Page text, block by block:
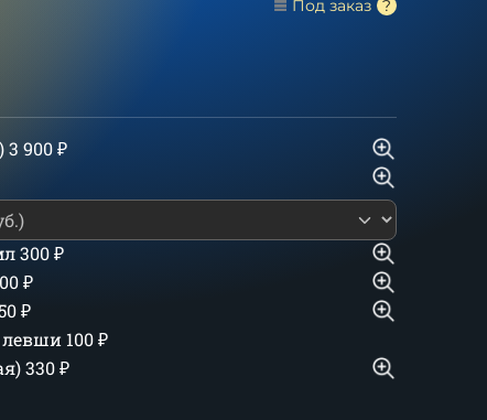
Под заказ
3 900₽
300₽
₽
₽
100₽
330₽